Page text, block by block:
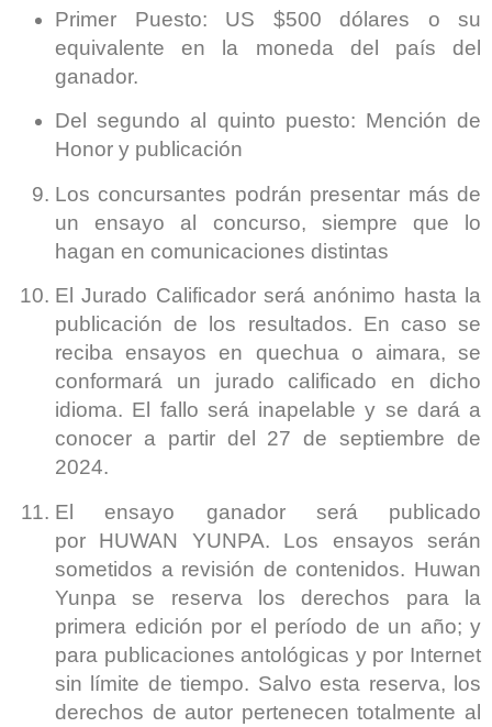
Primer Puesto: US $500 dólares o su
equivalente en la moneda del país del
ganador.
Del segundo al quinto puesto: Mención de
Honor y publicación
Los concursantes podrán presentar más de
un ensayo al concurso, siempre que lo
hagan en comunicaciones distintas
El Jurado Calificador será anónimo hasta la
publicación de los resultados. En caso se
reciba ensayos en quechua o aimara, se
conformará un jurado calificado en dicho
idioma. El fallo será inapelable y se dará a
conocer a partir del 27 de septiembre de
2024.
El ensayo ganador será publicado
por HUWAN YUNPA. Los ensayos serán
sometidos a revisión de contenidos. Huwan
Yunpa se reserva los derechos para la
primera edición por el período de un año; y
para publicaciones antológicas y por Internet
sin límite de tiempo. Salvo esta reserva, los
derechos de autor pertenecen totalmente al